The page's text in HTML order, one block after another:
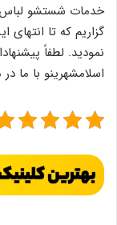
خدمات شستشو لباس
گزاریم که تا انتهای
نمودید. لطفاً
اسلامشهرینو با ما